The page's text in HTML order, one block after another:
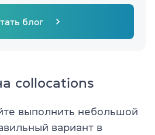
блог
collocations
выполнить небольшой
вариант в